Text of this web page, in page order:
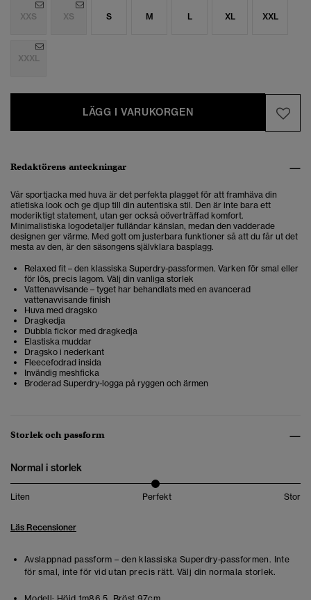
XXS XS S M L XL XXL
XXXL
LÄGG I VARUKORGEN
Redaktörens anteckningar
Vår sportjacka med huva är det perfekta plagget för att framhäva din
atletiska look och ge djup till din autentiska stil. Den är inte bara ett
moderiktigt statement, utan ger också oöverträffad komfort.
Minimalistiska logodetaljer fulländar känslan, medan den vadderade
designen ger värme. Med gott om justerbara funktioner så att du får ut det
mesta av den, är den säsongens självklara basplagg.
Relaxed fit – den klassiska Superdry-passformen. Varken för smal eller
för lös, precis lagom. Välj din vanliga storlek
Vattenavvisande – tyget har behandlats med en avancerad
vattenavvisande finish
Huva med dragsko
Dragkedja
Dubbla fickor med dragkedja
Elastiska muddar
Dragsko i nederkant
Fleecefodrad insida
Invändig meshficka
Broderad Superdry-logga på ryggen och ärmen
Storlek och passform
Normal i storlek
Liten Perfekt Stor
Läs Recensioner
Avslappnad passform – den klassiska Superdry-passformen. Inte
för smal, inte för vid utan precis rätt. Välj din normala storlek.